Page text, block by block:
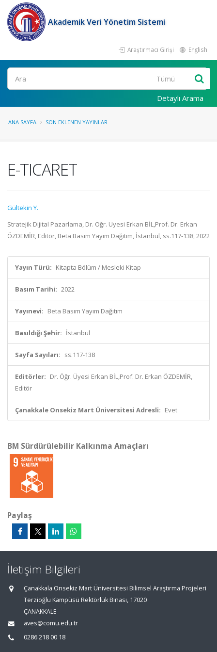
Akademik Veri Yönetim Sistemi
Araştırmacı Girişi English
Ara
Detaylı Arama
ANA SAYFA SON EKLENEN YAYINLAR
E-TICARET
Gültekin Y.
Stratejik Dijital Pazarlama, Dr. Öğr. Üyesi Erkan BİL,Prof. Dr. Erkan
ÖZDEMİR, Editör, Beta Basım Yayım Dağıtım, İstanbul, ss.117-138, 2022
Yayın Türü: Kitapta Bölüm / Mesleki Kitap
Basım Tarihi: 2022
Yayınevi: Beta Basım Yayım Dağıtım
Basıldığı Şehir: İstanbul
Sayfa Sayıları: ss.117-138
Editörler: Dr. Öğr. Üyesi Erkan BİL,Prof. Dr. Erkan ÖZDEMİR,
Editör
Çanakkale Onsekiz Mart Üniversitesi Adresli: Evet
BM Sürdürülebilir Kalkınma Amaçları
Paylaş
İletişim Bilgileri
Çanakkala Onsekiz Mart Üniversitesi Bilimsel Araştırma Projeleri
Terzioğlu Kampüsü Rektörlük Binası, 17020
ÇANAKKALE
aves@comu.edu.tr
0286 218 00 18